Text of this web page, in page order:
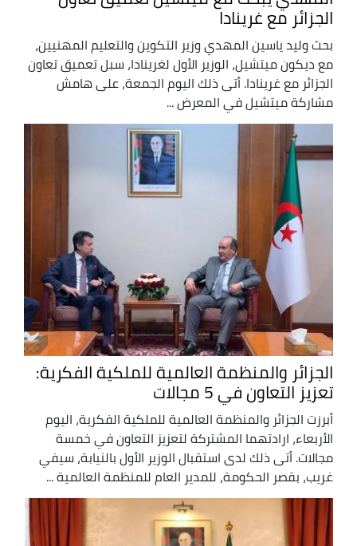
الجزائر مع غرينادا
بحث وليد ياسين المهدي وزير التكوين والتعليم المهنيين،
مع ديكون ميتشيل، الوزير الأول لغرينادا، سبل تعميق تعاون
الجزائر مع غرينادا. أتى ذلك اليوم الجمعة، على هامش
مشاركة ميتشيل في المعرض ...
الجزائر والمنظمة العالمية للملكية الفكرية:
تعزيز التعاون في 5 مجالات
أبرزت الجزائر والمنظمة العالمية للملكية الفكرية، اليوم
الأربعاء، ارادتهما المشتركة لتعزيز التعاون في خمسة
مجالات. أتى ذلك لدى استقبال الوزير الأول بالنيابة، سيفي
غريب، بقصر الحكومة، للمدير العام للمنظمة العالمية ...